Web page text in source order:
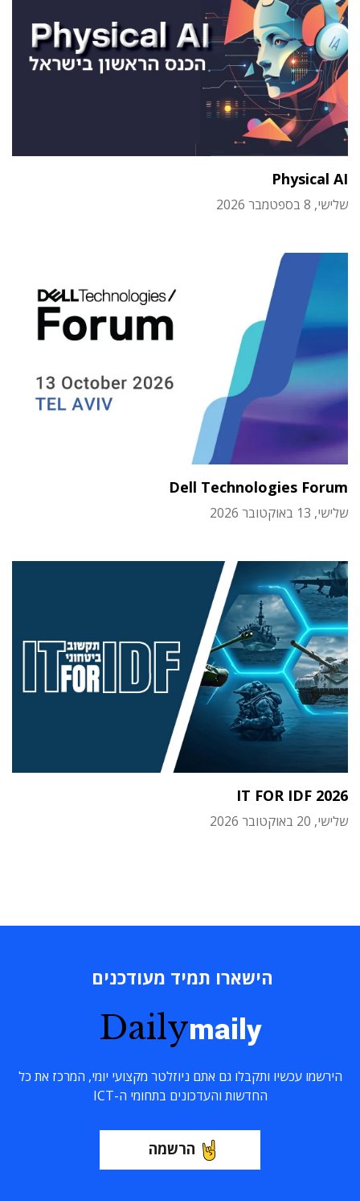
Physical AI
שלישי, 8 בספטמבר 2026
Dell Technologies Forum
שלישי, 13 באוקטובר 2026
IT FOR IDF 2026
שלישי, 20 באוקטובר 2026
הישארו תמיד מעודכנים
Dailymaily
הירשמו עכשיו ותקבלו גם אתם ניוזלטר מקצועי יומי, המרכז את כל
החדשות והעדכונים בתחומי ה-ICT
הרשמה